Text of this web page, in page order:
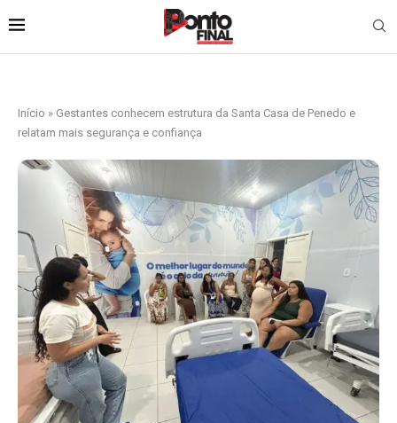
Início » Gestantes conhecem estrutura da Santa Casa de Penedo e
relatam mais segurança e confiança